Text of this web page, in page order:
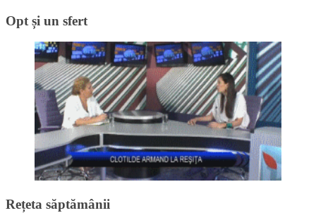
Opt și un sfert
Rețeta săptămânii